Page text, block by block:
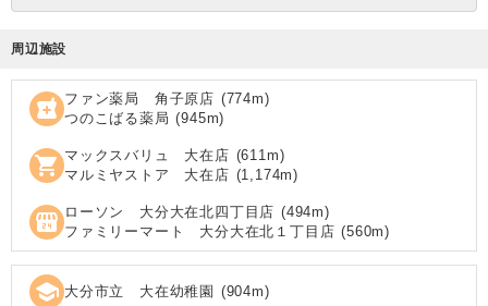
周辺施設
local_pharmacy ファン薬局 角子原店 (774m)
つのこばる薬局 (945m)
shopping_cart マックスバリュ 大在店 (611 m)
マルミヤストア 大在店 (1,174m)
local_convenience_store ローソン 大分大在北四丁目店 (494m)
ファミリーマート 大分大在北１丁目店 (560m)
school 大分市立 大在幼稚園 (904m)